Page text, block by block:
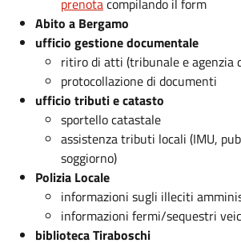
Abito a Bergamo
ufficio gestione documentale
ritiro di atti (tribunale e agenzia
protocollazione di documenti
ufficio tributi e catasto
sportello catastale
assistenza tributi locali (IMU,
soggiorno)
Polizia Locale
informazioni sugli illeciti
informazioni fermi/sequestri
biblioteca Tiraboschi